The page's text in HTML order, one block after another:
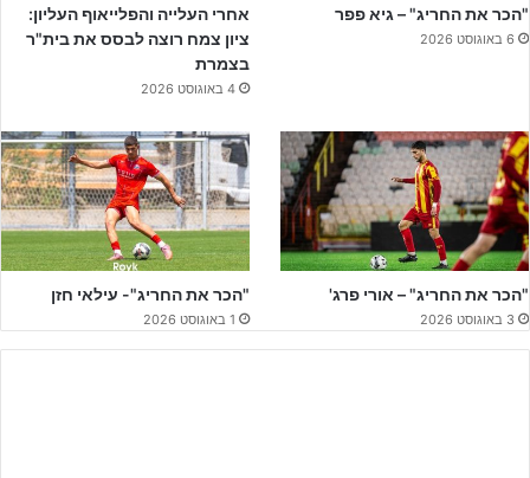
בין הקורות של חדרה עמד מוריס לנקרי שוערה הנהדר של נערים א׳,
אשר לאור כושרו הנפלא במסע ההישרדות של קבוצת נערים א' בליגת
העל, הוקפץ היום למשחק הנוער. המחצית הראשונה לא הניבה שערים
בשכונת התקווה ומיד עם פתיחת המחצית השנייה, חדרה עלתה ליתרון
1-0 משער של
ברטי סולימאני
, 5 דקות לאחר מכן חדרה עלתה ליתרון
מבטיח משער של יובל אבבה
שהעניק לחדרה 3 נקודות חשובות
להמשך הדרך וסיבך את בני יהודה עמוק במאבקי התחתית.
"הכר את החריג" – גיא פפר
6 באוגוסט 2026
אחרי העלייה והפלייאוף העליון:
ציון צמח רוצה לבסס את בית"ר
בצמרת
4 באוגוסט 2026
"הכר את החריג" – אורי פרג'
3 באוגוסט 2026
"הכר את החריג"- עילאי חזן
1 באוגוסט 2026